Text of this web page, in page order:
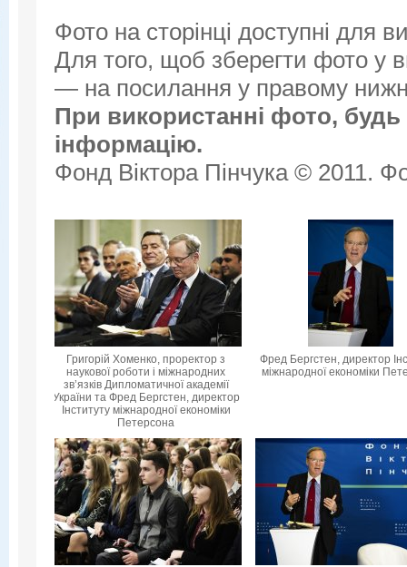
Фото на сторінці доступні для
Для того, щоб зберегти фото у
— на посилання у правому
При використанні фото, будь
інформацію.
Фонд Віктора Пінчука © 2011.
Григорій Хоменко, проректор з
наукової роботи і міжнародних
зв’язків Дипломатичної академії
України та Фред Бергстен, директор
Інституту міжнародної економіки
Петерсона
Фред Бергстен, директор
міжнародної економіки